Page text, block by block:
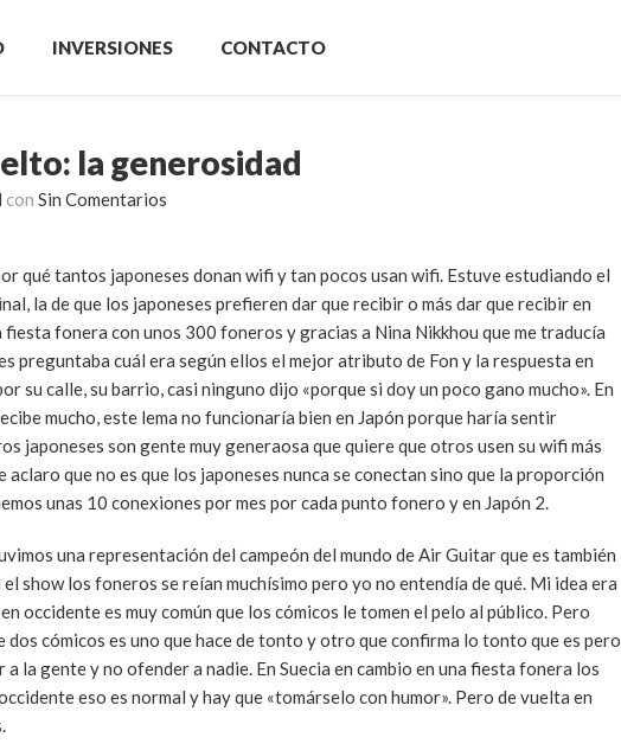
INVERSIONES CONTACTO
la generosidad
con Sin Comentarios
qué tantos japoneses donan wifi y tan pocos usan wifi. Estuve estudiando el
la de que los japoneses prefieren dar que recibir o más dar que recibir en
fonera con unos 300 foneros y gracias a Nina Nikkhou que me traducía
preguntaba cuál era según ellos el mejor atributo de Fon y la respuesta en
su calle, su barrio, casi ninguno dijo «porque si doy un poco gano mucho». En
mucho, este lema no funcionaría bien en Japón porque haría sentir
japoneses son gente muy generaosa que quiere que otros usen su wifi más
que no es que los japoneses nunca se conectan sino que la proporción
unas 10 conexiones por mes por cada punto fonero y en Japón 2.
una representación del campeón del mundo de Air Guitar que es también
show los foneros se reían muchísimo pero yo no entendía de qué. Mi idea era
occidente es muy común que los cómicos le tomen el pelo al público. Pero
cómicos es uno que hace de tonto y otro que confirma lo tonto que es pero
la gente y no ofender a nadie. En Suecia en cambio en una fiesta fonera los
eso es normal y hay que «tomárselo con humor». Pero de vuelta en